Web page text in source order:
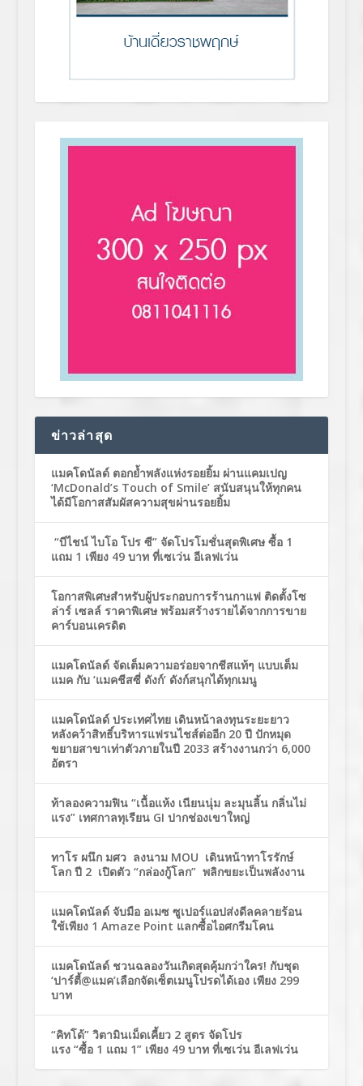
ข่าวล่าสุด
แมคโดนัลด์ ตอกย้ำพลังแห่งรอยยิ้ม ผ่านแคมเปญ
‘McDonald’s Touch of Smile’ สนับสนุนให้ทุกคน
ได้มีโอกาสสัมผัสความสุขผ่านรอยยิ้ม
“บีไชน์ ไบโอ โปร ซี” จัดโปรโมชั่นสุดพิเศษ ซื้อ 1
แถม 1 เพียง 49 บาท ที่เซเว่น อีเลฟเว่น
โอกาสพิเศษสำหรับผู้ประกอบการร้านกาแฟ ติดตั้งโซ
ล่าร์ เซลล์ ราคาพิเศษ พร้อมสร้างรายได้จากการขาย
คาร์บอนเครดิต
แมคโดนัลด์ จัดเต็มความอร่อยจากชีสแท้ๆ แบบเต็ม
แมค กับ ‘แมคชีสซี่ ดังก์’ ดังก์สนุกได้ทุกเมนู
แมคโดนัลด์ ประเทศไทย เดินหน้าลงทุนระยะยาว
หลังคว้าสิทธิ์บริหารแฟรนไชส์ต่ออีก 20 ปี ปักหมุด
ขยายสาขาเท่าตัวภายในปี 2033 สร้างงานกว่า 6,000
อัตรา
ท้าลองความฟิน “เนื้อแห้ง เนียนนุ่ม ละมุนลิ้น กลิ่นไม่
แรง” เทศกาลทุเรียน GI ปากช่องเขาใหญ่
ทาโร ผนึก มศว ลงนาม MOU เดินหน้าทาโรรักษ์
โลก ปี 2 เปิดตัว “กล่องกู้โลก” พลิกขยะเป็นพลังงาน
แมคโดนัลด์ จับมือ อเมซ ซูเปอร์แอปส่งดีลคลายร้อน
ใช้เพียง 1 Amaze Point แลกซื้อไอศกรีมโคน
แมคโดนัลด์ ชวนฉลองวันเกิดสุดคุ้มกว่าใคร! กับชุด
‘ปาร์ตี้@แมค’เลือกจัดเซ็ตเมนูโปรดได้เอง เพียง 299
บาท
“คิทโด้” วิตามินเม็ดเคี้ยว 2 สูตร จัดโปร
แรง “ซื้อ 1 แถม 1” เพียง 49 บาท ที่เซเว่น อีเลฟเว่น